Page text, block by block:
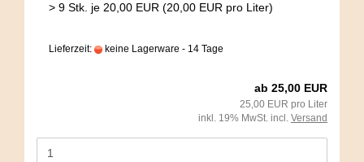
> 9 Stk. je 20,00 EUR (20,00 EUR pro Liter)
Lieferzeit: keine Lagerware - 14 Tage
ab 25,00 EUR
25,00 EUR pro Liter
inkl. 19% MwSt. incl. Versand